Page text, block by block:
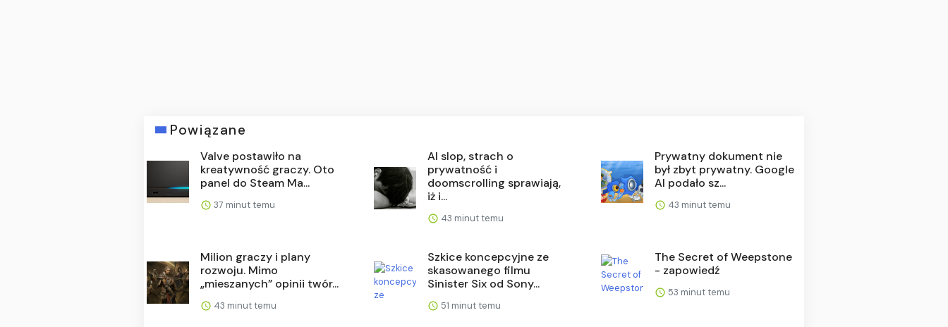
Powiązane
Valve postawiło na
kreatywność graczy. Oto
panel do Steam Ma...
37 minut temu
AI slop, strach o
prywatność i
doomscrolling sprawiają,
iż i...
43 minut temu
Prywatny dokument nie
był zbyt prywatny. Google
AI podało sz...
43 minut temu
Milion graczy i plany
rozwoju. Mimo
„mieszanych” opinii twór...
43 minut temu
Szkice koncepcyjne ze
skasowanego filmu
Sinister Six od Sony...
51 minut temu
The Secret of Weepstone
- zapowiedź
53 minut temu